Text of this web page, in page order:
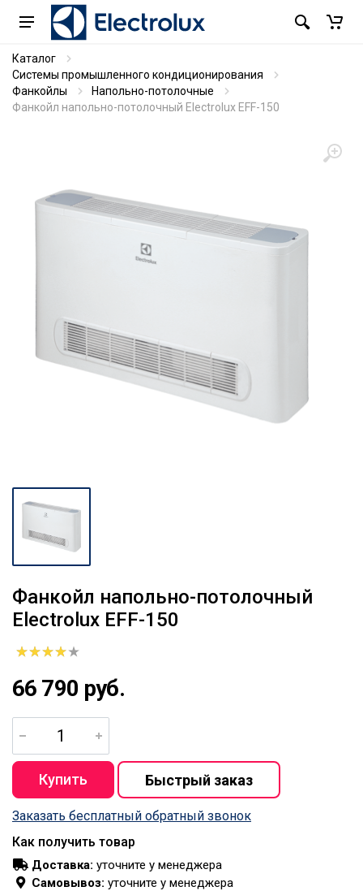
Каталог
Системы промышленного кондиционирования
Фанкойлы
Напольно-потолочные
Фанкойл напольно-потолочный Electrolux EFF-150
Фанкойл напольно-потолочный
Electrolux EFF-150
66 790 руб.
Заказать бесплатный обратный звонок
Как получить товар
Доставка: уточните у менеджера
Самовывоз: уточните у менеджера